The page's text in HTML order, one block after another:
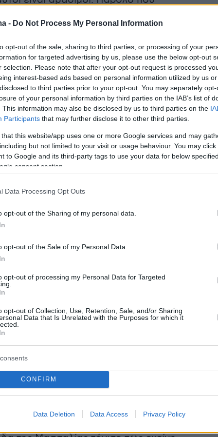
- Do Not Process My Personal Information
opt-out of the sale, sharing to third parties, or processing of your
for targeted advertising by us, please use the below opt-out
selection. Please note that after your opt-out request is processed
interest-based ads based on personal information utilized by us
to third parties prior to your opt-out. You may separately
of your personal information by third parties on the IAB’s list of
This information may also be disclosed by us to third parties on the
Participants that may further disclose it to other third parties.
that this website/app uses one or more Google services and may
but not limited to your visit or usage behaviour. You may
to Google and its third-party tags to use your data for below
consent section.
Data Processing Opt Outs
opt-out of the Sharing of my personal data.
opt-out of the Sale of my Personal Data.
opt-out of processing my Personal Data for Targeted
opt-out of Collection, Use, Retention, Sale, and/or Sharing
Data that Is Unrelated with the Purposes for which it
CONFIRM
Data Deletion Data Access Privacy Policy
μοναδικός που παίρνει αποφάσεις. Επιπλέον,
διαμάχης, επέλεξε να αποσυρθεί από την
να αφήσει τη διαχείριση στη διοίκηση».
το γεγονός πως ο Ουναΐ δουλεύει πλέον με
ομάδα ξεκαθάρισε πως αυτό ήταν απόφαση
της ομάδας, Ρομπέρτο Ντε Τσέρμπι κι έχει
με όλους τους παίκτες που δεν
και δεν έχει να κάνει καθόλου με κάποια
προς την ποιότητα και την αξία του
το αν θα ξεκινήσει βασικός είναι
που αφορά και άλλους επαγγελματίες
δεν αμφισβητεί σε καμία περίπτωση την
τις προτάσεις που λέγεται πως έχει δεχθεί,
από τηνΣπαρτάκ Μόσχας.
με ό,τι λέγεται, έχουμε λάβει μόνο μία
αυτή της Σπαρτάκ Μόσχας. Αν και
από αρκετούς συλλόγους στην
άλλος δεν έχει κάνει ακόμη
προσφορά. Για παράδειγμα, η Μπράιτον δεν
τίποτα».